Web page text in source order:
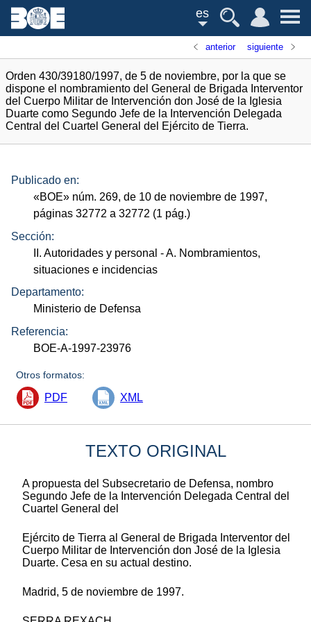
es
anterior siguiente
Orden 430/39180/1997, de 5 de noviembre, por la que se
dispone el nombramiento del General de Brigada Interventor
del Cuerpo Militar de Intervención don José de la Iglesia
Duarte como Segundo Jefe de la Intervención Delegada
Central del Cuartel General del Ejército de Tierra.
Publicado en:
«BOE» núm. 269, de 10 de noviembre de 1997,
páginas 32772 a 32772 (1 pág.)
Sección:
II. Autoridades y personal - A. Nombramientos,
situaciones e incidencias
Departamento:
Ministerio de Defensa
Referencia:
BOE-A-1997-23976
Otros formatos:
PDF XML
TEXTO ORIGINAL
A propuesta del Subsecretario de Defensa, nombro
Segundo Jefe de la Intervención Delegada Central del
Cuartel General del
Ejército de Tierra al General de Brigada Interventor del
Cuerpo Militar de Intervención don José de la Iglesia
Duarte. Cesa en su actual destino.
Madrid, 5 de noviembre de 1997.